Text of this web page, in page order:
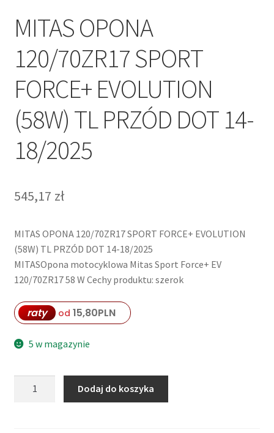
MITAS OPONA
120/70ZR17 SPORT
FORCE+ EVOLUTION
(58W) TL PRZÓD DOT 14-
18/2025
545,17 zł
MITAS OPONA 120/70ZR17 SPORT FORCE+ EVOLUTION
(58W) TL PRZÓD DOT 14-18/2025
MITASOpona motocyklowa Mitas Sport Force+ EV
120/70ZR17 58 W Cechy produktu: szerok
raty od 15,80PLN
5 w magazynie
Dodaj do koszyka